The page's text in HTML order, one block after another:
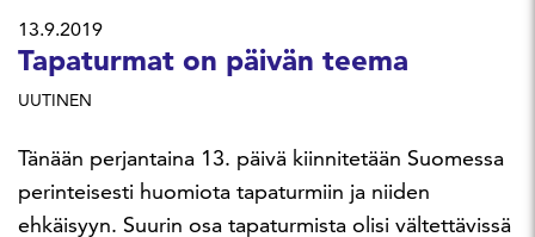
13.9.2019
Tapaturmat on päivän teema
UUTINEN
Tänään perjantaina 13. päivä kiinnitetään Suomessa
perinteisesti huomiota tapaturmiin ja niiden
ehkäisyyn. Suurin osa tapaturmista olisi vältettävissä